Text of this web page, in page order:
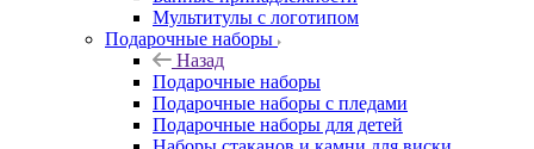
Мультитулы с логотипом
Подарочные наборы
Назад
Подарочные наборы
Подарочные наборы с пледами
Подарочные наборы для детей